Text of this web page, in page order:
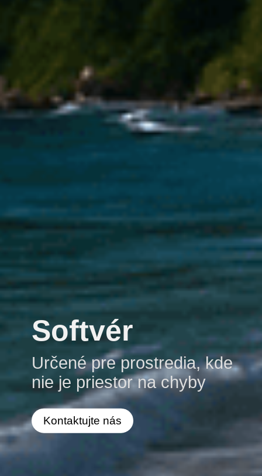
Softvér
Určené pre prostredia, kde
nie je priestor na chyby
Kontaktujte nás